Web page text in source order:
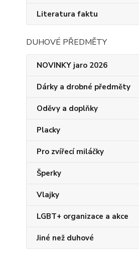
Literatura faktu
DUHOVÉ PŘEDMĚTY
NOVINKY jaro 2026
Dárky a drobné předměty
Oděvy a doplňky
Placky
Pro zvířecí miláčky
Šperky
Vlajky
LGBT+ organizace a akce
Jiné než duhové